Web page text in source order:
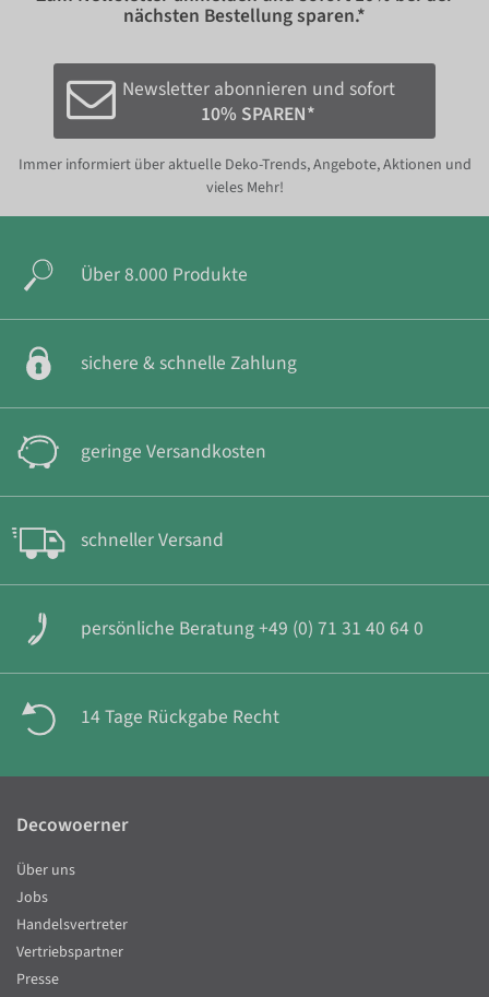
nächsten Bestellung sparen.*
Newsletter abonnieren und sofort
10% SPAREN*
Immer informiert über aktuelle Deko-Trends, Angebote, Aktionen und
vieles Mehr!
Über 8.000 Produkte
sichere & schnelle Zahlung
geringe Versandkosten
schneller Versand
persönliche Beratung +49 (0) 71 31 40 64 0
14 Tage Rückgabe Recht
Decowoerner
Über uns
Jobs
Handelsvertreter
Vertriebspartner
Presse